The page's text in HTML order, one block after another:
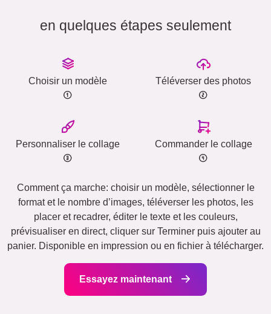
en quelques étapes seulement
Choisir un modèle Téléverser des photos
Personnaliser le collage Commander le collage
Comment ça marche: choisir un modèle, sélectionner le
format et le nombre d’images, téléverser les photos, les
placer et recadrer, éditer le texte et les couleurs,
prévisualiser en direct, cliquer sur Terminer puis ajouter au
panier. Disponible en impression ou en fichier à télécharger.
Essayez maintenant